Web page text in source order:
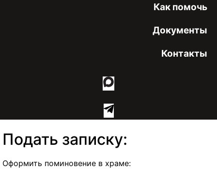
Как помочь
Документы
Контакты
Подать записку:
Оформить поминовение в храме: